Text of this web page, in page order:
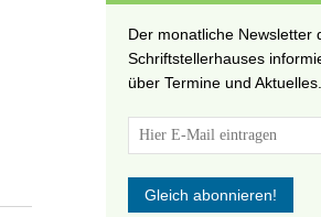
Der monatliche Newsletter
Schriftstellerhauses
über Termine und Aktuelles.